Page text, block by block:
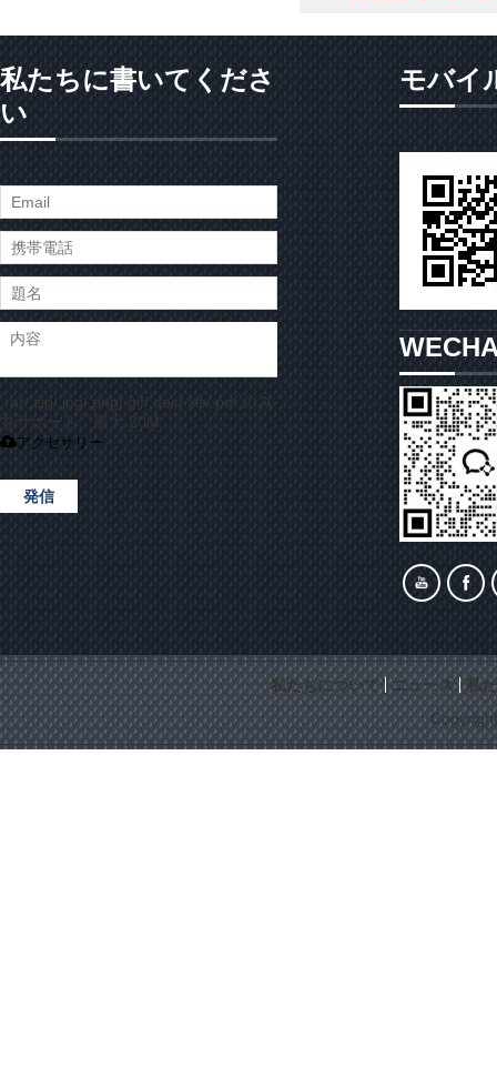
私たちに書いてくださ
い
.rar/.zip/.jpg/.png/.gif/.doc/.xls/.pdf のみ
をサポート、最大 20M
アクセサリー
発信
モバイ
私たちについて ニュース
私